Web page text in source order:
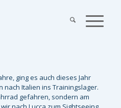
ging es auch dieses Jahr
nach Italien ins Trainingslager.
gefahren, sondern am